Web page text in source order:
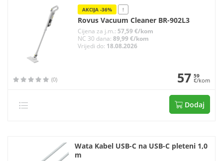
AKCIJA -36% !
Rovus Vacuum Cleaner BR-902L3
Cijena za j.m.: 57,59 €/kom
NC 30 dana: 89,99 €/kom
Vrijedi do: 18.08.2026
(0) 57 59
€/kom
Dodaj
Wata Kabel USB-C na USB-C pleteni 1,0
m